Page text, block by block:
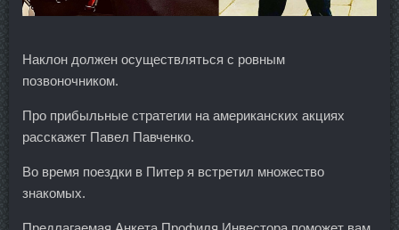
Наклон должен осуществляться с ровным
позвоночником.
Про прибыльные стратегии на американских акциях
расскажет Павел Павченко.
Во время поездки в Питер я встретил множество
знакомых.